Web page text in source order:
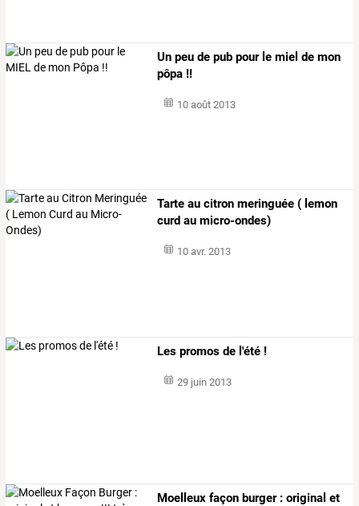
Un peu de pub pour le miel de mon
pôpa !!
10 août 2013
Tarte au citron meringuée ( lemon
curd au micro-ondes)
10 avr. 2013
Les promos de l'été !
29 juin 2013
Moelleux façon burger : original et